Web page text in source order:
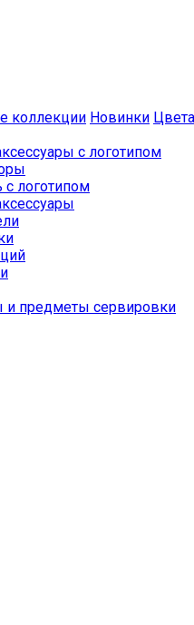
коллекции Новинки Цвета
с логотипом
с логотипом
и предметы сервировки